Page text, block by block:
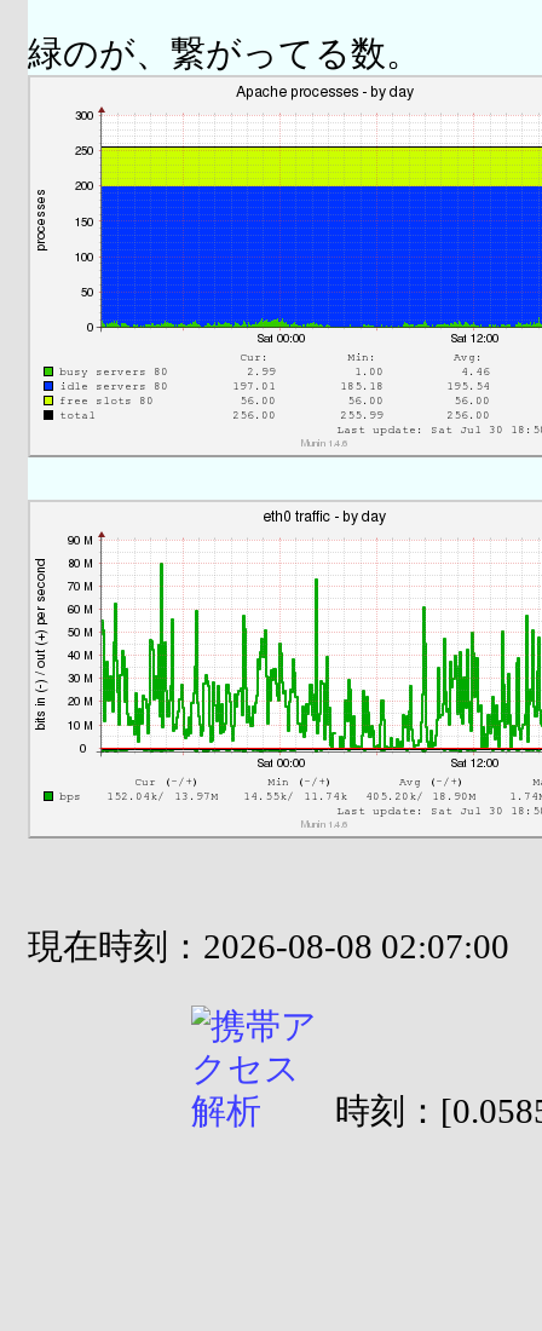
緑のが、繋がってる数。
現在時刻：2026-08-08 02:07:00
時刻：